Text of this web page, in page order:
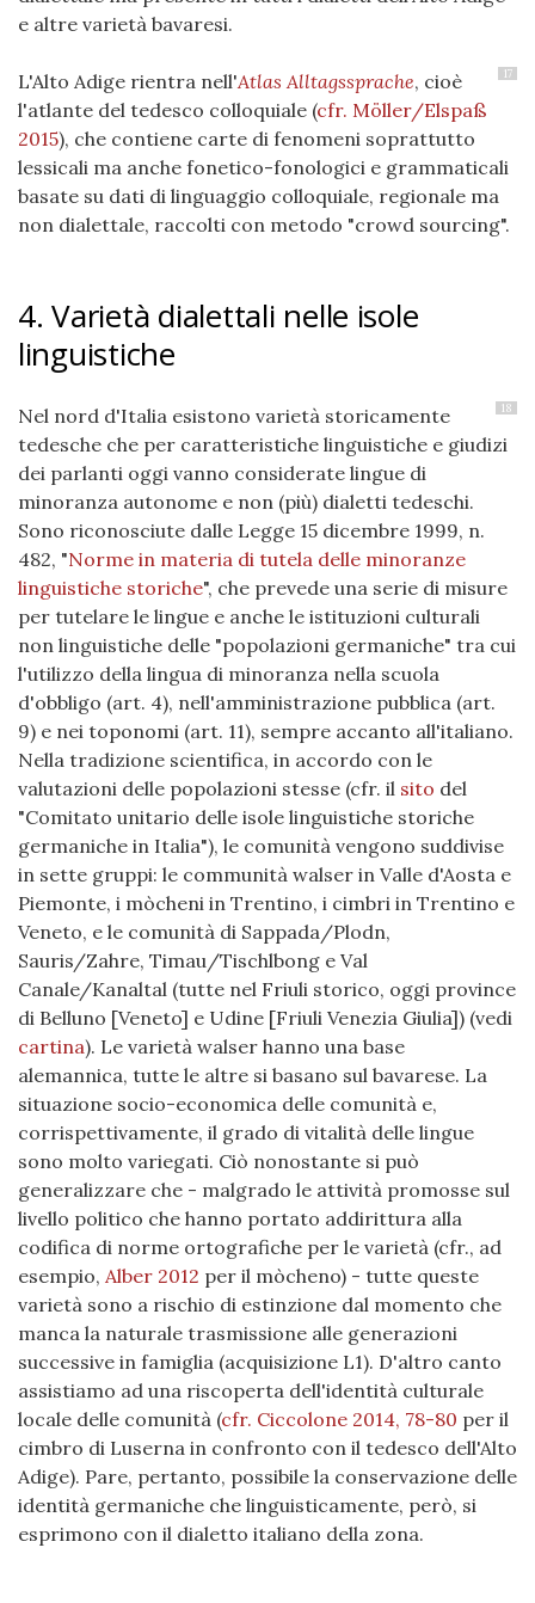
e altre varietà bavaresi.
17
L'Alto Adige rientra nell'Atlas Alltagssprache, cioè
l'atlante del tedesco colloquiale (cfr. Möller/Elspaß
2015), che contiene carte di fenomeni soprattutto
lessicali ma anche fonetico-fonologici e grammaticali
basate su dati di linguaggio colloquiale, regionale ma
non dialettale, raccolti con metodo "crowd sourcing".
4. Varietà dialettali nelle isole
linguistiche
18
Nel nord d'Italia esistono varietà storicamente
tedesche che per caratteristiche linguistiche e giudizi
dei parlanti oggi vanno considerate lingue di
minoranza autonome e non (più) dialetti tedeschi.
Sono riconosciute dalle Legge 15 dicembre 1999, n.
482, "Norme in materia di tutela delle minoranze
linguistiche storiche", che prevede una serie di misure
per tutelare le lingue e anche le istituzioni culturali
non linguistiche delle "popolazioni germaniche" tra cui
l'utilizzo della lingua di minoranza nella scuola
d'obbligo (art. 4), nell'amministrazione pubblica (art.
9) e nei toponomi (art. 11), sempre accanto all'italiano.
Nella tradizione scientifica, in accordo con le
valutazioni delle popolazioni stesse (cfr. il sito del
"Comitato unitario delle isole linguistiche storiche
germaniche in Italia"), le comunità vengono suddivise
in sette gruppi: le communità walser in Valle d'Aosta e
Piemonte, i mòcheni in Trentino, i cimbri in Trentino e
Veneto, e le comunità di Sappada/Plodn,
Sauris/Zahre, Timau/Tischlbong e Val
Canale/Kanaltal (tutte nel Friuli storico, oggi province
di Belluno [Veneto] e Udine [Friuli Venezia Giulia]) (vedi
cartina). Le varietà walser hanno una base
alemannica, tutte le altre si basano sul bavarese. La
situazione socio-economica delle comunità e,
corrispettivamente, il grado di vitalità delle lingue
sono molto variegati. Ciò nonostante si può
generalizzare che - malgrado le attività promosse sul
livello politico che hanno portato addirittura alla
codifica di norme ortografiche per le varietà (cfr., ad
esempio, Alber 2012 per il mòcheno) - tutte queste
varietà sono a rischio di estinzione dal momento che
manca la naturale trasmissione alle generazioni
successive in famiglia (acquisizione L1). D'altro canto
assistiamo ad una riscoperta dell'identità culturale
locale delle comunità (cfr. Ciccolone 2014, 78-80 per il
cimbro di Luserna in confronto con il tedesco dell'Alto
Adige). Pare, pertanto, possibile la conservazione delle
identità germaniche che linguisticamente, però, si
esprimono con il dialetto italiano della zona.